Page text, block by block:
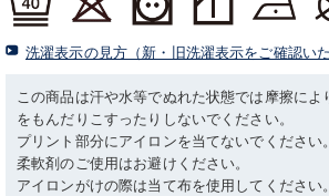
洗濯表示の見方（新・旧洗濯表示をご確認い
この商品は汗や水等でぬれた状態では摩擦に
をもんだりこすったりしないでください。
プリント部分にアイロンを当てないでください。
柔軟剤のご使用はお避けください。
アイロンがけの際は当て布を使用してください。